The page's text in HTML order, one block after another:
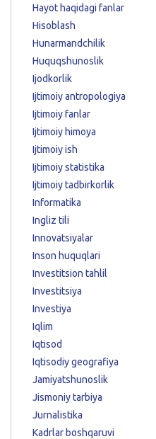
Hayot haqidagi fanlar
Hisoblash
Hunarmandchilik
Huquqshunoslik
Ijodkorlik
Ijtimoiy antropologiya
Ijtimoiy fanlar
Ijtimoiy himoya
Ijtimoiy ish
Ijtimoiy statistika
Ijtimoiy tadbirkorlik
Informatika
Ingliz tili
Innovatsiyalar
Inson huquqlari
Investitsion tahlil
Investitsiya
Investiya
Iqlim
Iqtisod
Iqtisodiy geografiya
Jamiyatshunoslik
Jismoniy tarbiya
Jurnalistika
Kadrlar boshqaruvi